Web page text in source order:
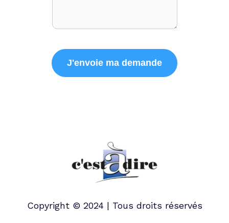
Copyright © 2024 | Tous droits réservés